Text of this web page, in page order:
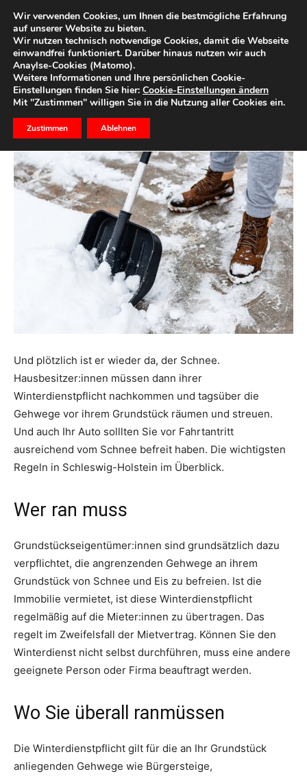
Start Ihre Region
Kennen Sie Ihre
Winterdienstpflicht?
8. März 2023
Und plötzlich ist er wieder da, der Schnee.
Hausbesitzer:innen müssen dann ihrer
Winterdienstpflicht nachkommen und tagsüber die
Gehwege vor ihrem Grundstück räumen und streuen.
Und auch Ihr Auto solllten Sie vor Fahrtantritt
ausreichend vom Schnee befreit haben. Die wichtigsten
Regeln in Schleswig-Holstein im Überblick.
Wer ran muss
Grundstückseigentümer:innen sind grundsätzlich dazu
verpflichtet, die angrenzenden Gehwege an ihrem
Grundstück von Schnee und Eis zu befreien. Ist die
Immobilie vermietet, ist diese Winterdienstpflicht
regelmäßig auf die Mieter:innen zu übertragen. Das
regelt im Zweifelsfall der Mietvertrag. Können Sie den
Winterdienst nicht selbst durchführen, muss eine andere
geeignete Person oder Firma beauftragt werden.
Wo Sie überall ranmüssen
Die Winterdienstpflicht gilt für die an Ihr Grundstück
anliegenden Gehwege wie Bürgersteige,
Wir verwenden Cookies, um Ihnen die bestmögliche Erfahrung
auf unserer Website zu bieten.
Wir nutzen technisch notwendige Cookies, damit die Webseite
einwandfrei funktioniert. Darüber hinaus nutzen wir auch
Anaylse-Cookies (Matomo).
Weitere Informationen und Ihre persönlichen Cookie-
Einstellungen finden Sie hier: Cookie-Einstellungen ändern
Mit "Zustimmen" willigen Sie in die Nutzung aller Cookies ein.
Zustimmen Ablehnen